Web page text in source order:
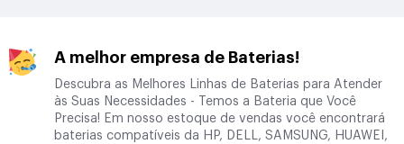
A melhor empresa de Baterias!
Descubra as Melhores Linhas de Baterias para Atender
às Suas Necessidades - Temos a Bateria que Você
Precisa! Em nosso estoque de vendas você encontrará
baterias compatíveis da HP, DELL, SAMSUNG, HUAWEI,